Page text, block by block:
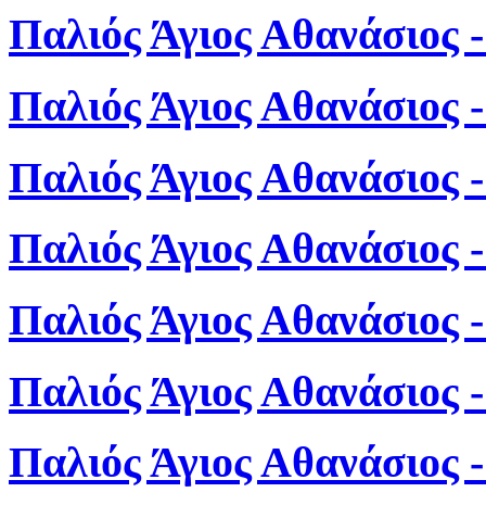
Παλιός Άγιος Αθανάσιος
Παλιός Άγιος Αθανάσιος
Παλιός Άγιος Αθανάσιος
Παλιός Άγιος Αθανάσιος
Παλιός Άγιος Αθανάσιος
Παλιός Άγιος
Παλιός Άγιος